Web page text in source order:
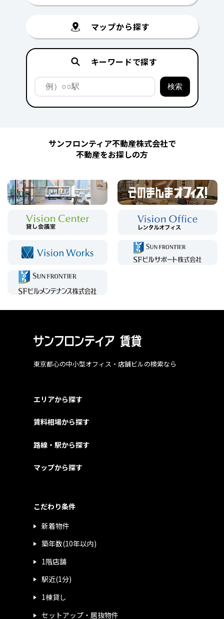
マップから探す
キーワードで探す
サンフロンティア不動産株式会社で
不動産をお探しの方
東京都心の中小型オフィス・店舗ビルの検索なら
エリアから探す
賃料相場から探す
路線・駅から探す
マップから探す
こだわり条件
新着物件
築年数(10年以内)
1階店舗
駅近(1分)
1棟貸し
セットアップ・居抜物件